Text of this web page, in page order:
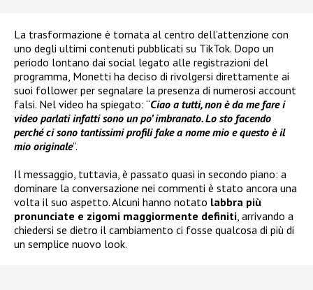
La trasformazione è tornata al centro dell’attenzione con
uno degli ultimi contenuti pubblicati su TikTok. Dopo un
periodo lontano dai social legato alle registrazioni del
programma, Monetti ha deciso di rivolgersi direttamente ai
suoi follower per segnalare la presenza di numerosi account
falsi. Nel video ha spiegato: “Ciao a tutti, non è da me fare i
video parlati infatti sono un po’ imbranato. Lo sto facendo
perché ci sono tantissimi profili fake a nome mio e questo è il
mio originale”.
Il messaggio, tuttavia, è passato quasi in secondo piano: a
dominare la conversazione nei commenti è stato ancora una
volta il suo aspetto. Alcuni hanno notato labbra più
pronunciate e zigomi maggiormente definiti, arrivando a
chiedersi se dietro il cambiamento ci fosse qualcosa di più di
un semplice nuovo look.